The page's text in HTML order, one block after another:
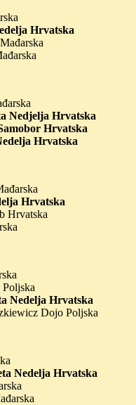
Hrvatska
Nedjelja Hrvatska
Hrvatska
Hrvatska
Hrvatska
Hrvatska
Nedelja Hrvatska
Dojo Poljska
Nedelja Hrvatska